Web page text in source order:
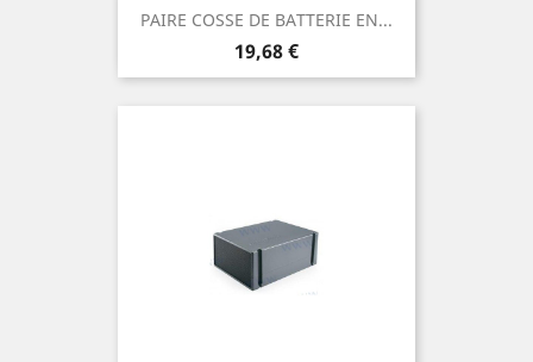
PAIRE COSSE DE BATTERIE EN...
Prix
19,68 €